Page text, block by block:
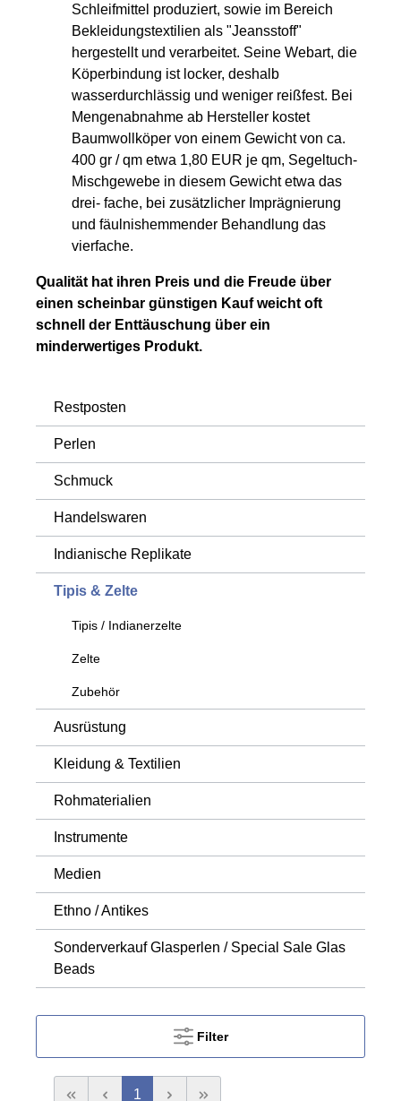
Schleifmittel produziert, sowie im Bereich
Bekleidungstextilien als "Jeansstoff"
hergestellt und verarbeitet. Seine Webart, die
Köperbindung ist locker, deshalb
wasserdurchlässig und weniger reißfest. Bei
Mengenabnahme ab Hersteller kostet
Baumwollköper von einem Gewicht von ca.
400 gr / qm etwa 1,80 EUR je qm, Segeltuch-
Mischgewebe in diesem Gewicht etwa das
drei- fache, bei zusätzlicher Imprägnierung
und fäulnishemmender Behandlung das
vierfache.
Qualität hat ihren Preis und die Freude über
einen scheinbar günstigen Kauf weicht oft
schnell der Enttäuschung über ein
minderwertiges Produkt.
Restposten
Perlen
Schmuck
Handelswaren
Indianische Replikate
Tipis & Zelte
Tipis / Indianerzelte
Zelte
Zubehör
Ausrüstung
Kleidung & Textilien
Rohmaterialien
Instrumente
Medien
Ethno / Antikes
Sonderverkauf Glasperlen / Special Sale Glas
Beads
Filter
1